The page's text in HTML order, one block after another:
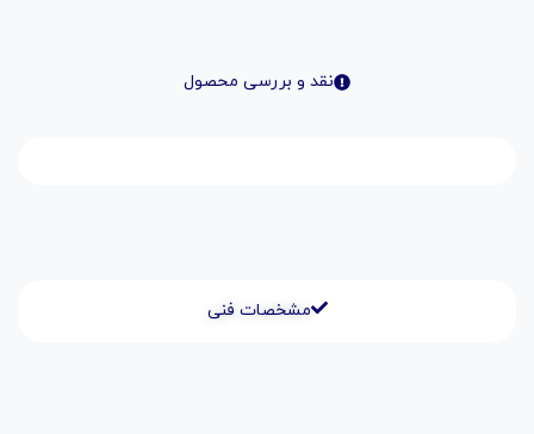
نقد و بررسی محصول
مشخصات فنی